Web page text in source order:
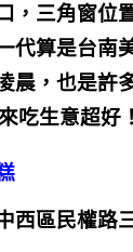
，三角窗位
代算是台南
晨，也是許
吃生意超好
西區民權路